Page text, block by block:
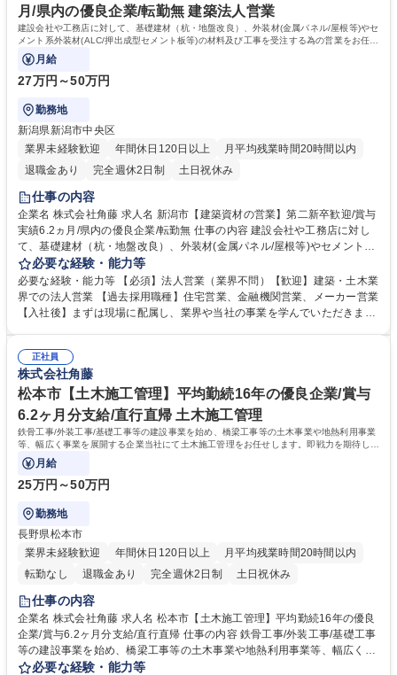
月/県内の優良企業/転勤無 建築法人営業
建設会社や工務店に対して、基礎建材（杭・地盤改良）、外装材(金属パネル/屋根等)やセ
メント系外装材(ALC/押出成型セメント板等)の材料及び工事を受注する為の営業をお任せ
します。
月給
27万円～50万円
勤務地
新潟県新潟市中央区
業界未経験歓迎
年間休日120日以上
月平均残業時間20時間以内
退職金あり
完全週休2日制 土日祝休み
仕事の内容
企業名 株式会社角藤 求人名 新潟市【建築資材の営業】第二新卒歓迎/賞与
実績6.2ヵ月/県内の優良企業/転勤無 仕事の内容 建設会社や工務店に対し
て、基礎建材（杭・地盤改良）、外装材(金属パネル/屋根等)やセメント系
外装材(ALC/押出成型セメント板等)の材料及び工事を受注する為の営業を
お任せします。 ※金属系外装材は、建物や景観材等の「意匠材」として使
用されます。自身の提案で、街の美化や利便性の向上に貢献できる仕事で
す。 【工事実績】JR長野駅（鉄骨・外装)、東京駅丸の内駅舎（外壁・内
工事の、品質向上、工期短縮、安全確保などの現場管理をお任せします。
募集職種 新潟市【建築資材の営業】第二新卒歓迎/賞与実績6.2ヵ月/県内の
優良企業/転勤無
必要な経験・能力等
必要な経験・能力等 【必須】法人営業（業界不問）【歓迎】建築・土木業
界での法人営業 【過去採用職種】住宅営業、金融機関営業、メーカー営業
【入社後】まずは現場に配属し、業界や当社の事業を学んでいただきます
建築工事、橋梁・土木工事まで幅広いジャンルの建設に関わっています。
【当社の魅力】安定：創業91年の長野県売上ランキング12位！国内拠点1
8ヶ所あり、年間に携わる工事件数約1,500件 WLBの両立可：平均勤続年
数16.7年、年休121日、平均有給取得日数9.0日、育休取得率100％ 学歴・
資格 学歴：大学院 大学 語学力： 資格：第一種運転免許普通自動車
正社員
株式会社角藤
松本市【土木施工管理】平均勤続16年の優良企業/賞与
6.2ヶ月分支給/直行直帰 土木施工管理
鉄骨工事/外装工事/基礎工事等の建設事業を始め、橋梁工事等の土木事業や地熱利用事業
等、幅広く事業を展開する企業当社にて土木施工管理をお任せします。即戦力を期待しま
す。
月給
25万円～50万円
勤務地
長野県松本市
業界未経験歓迎
年間休日120日以上
月平均残業時間20時間以内
転勤なし
退職金あり 完全週休2日制 土日祝休み
仕事の内容
企業名 株式会社角藤 求人名 松本市【土木施工管理】平均勤続16年の優良
企業/賞与6.2ヶ月分支給/直行直帰 仕事の内容 鉄骨工事/外装工事/基礎工事
等の建設事業を始め、橋梁工事等の土木事業や地熱利用事業等、幅広く事
業を展開する企業当社にて土木施工管理をお任せします。即戦力を期待し
必要な経験・能力等